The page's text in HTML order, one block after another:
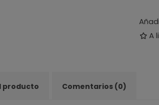
A
producto Comentarios (0)